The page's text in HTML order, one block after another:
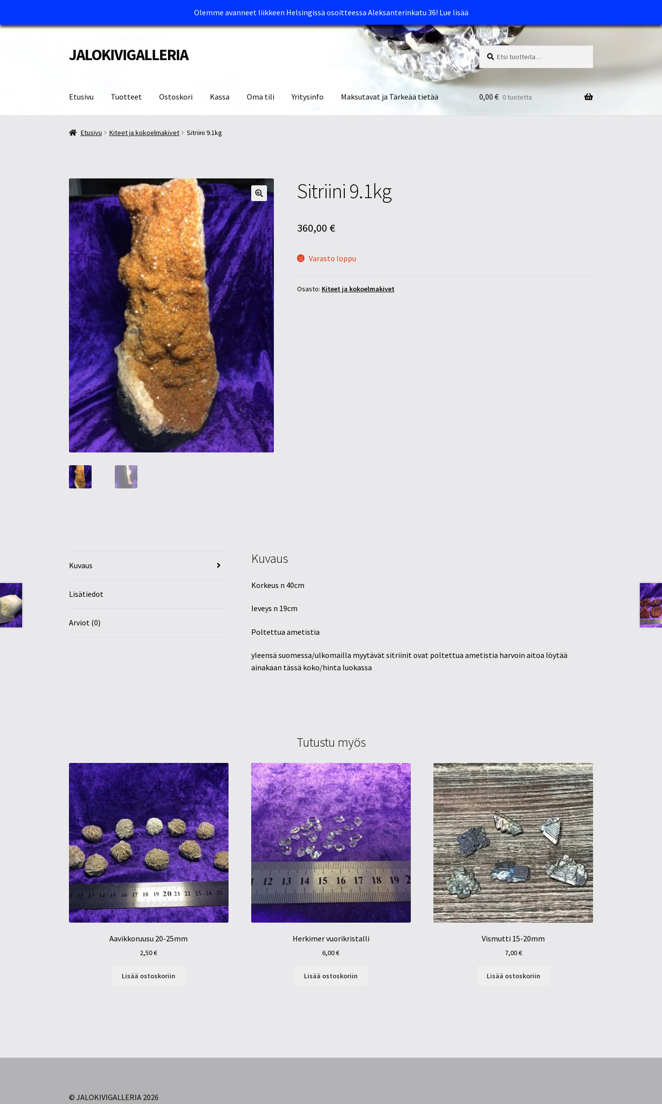
Olemme avanneet liikkeen Helsingissä osoitteessa Aleksanterinkatu 36! Lue lisää
Siirry
navigointiin
Siirry
sisältöön
JALOKIVIGALLERIA Etsi:
Haku
Etusivu Tuotteet Ostoskori Kassa Oma tili Yritysinfo Maksutavat ja Tärkeää tietää
Etusivu Kassa Maksutavat ja Tärkeää tietää Myymälät
0,00 € 0 tuotetta
Etusivu Kiteet ja kokoelmakivet Sitriini 9.1kg
Sitriini 9.1kg
360,00 €
Varasto loppu
Osasto: Kiteet ja kokoelmakivet
Kuvaus
Lisätiedot
Arviot (0)
Kuvaus
Korkeus n 40cm
leveys n 19cm
Poltettua ametistia
yleensä suomessa/ulkomailla myytävät sitriinit ovat poltettua ametistia harvoin aitoa löytää
ainakaan tässä koko/hinta luokassa
Tutustu myös
Aavikkoruusu 20-25mm
2,50€
Lisää ostoskoriin
Herkimer vuorikristalli
6,00€
Lisää ostoskoriin
Vismutti 15-20mm
7,00€
Lisää ostoskoriin
© JALOKIVIGALLERIA 2026